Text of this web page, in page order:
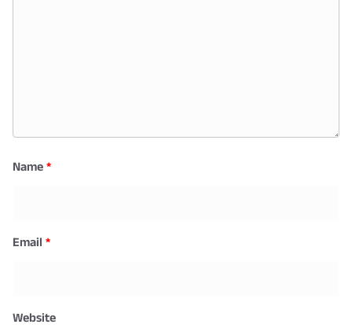
Name*
Email *
Website